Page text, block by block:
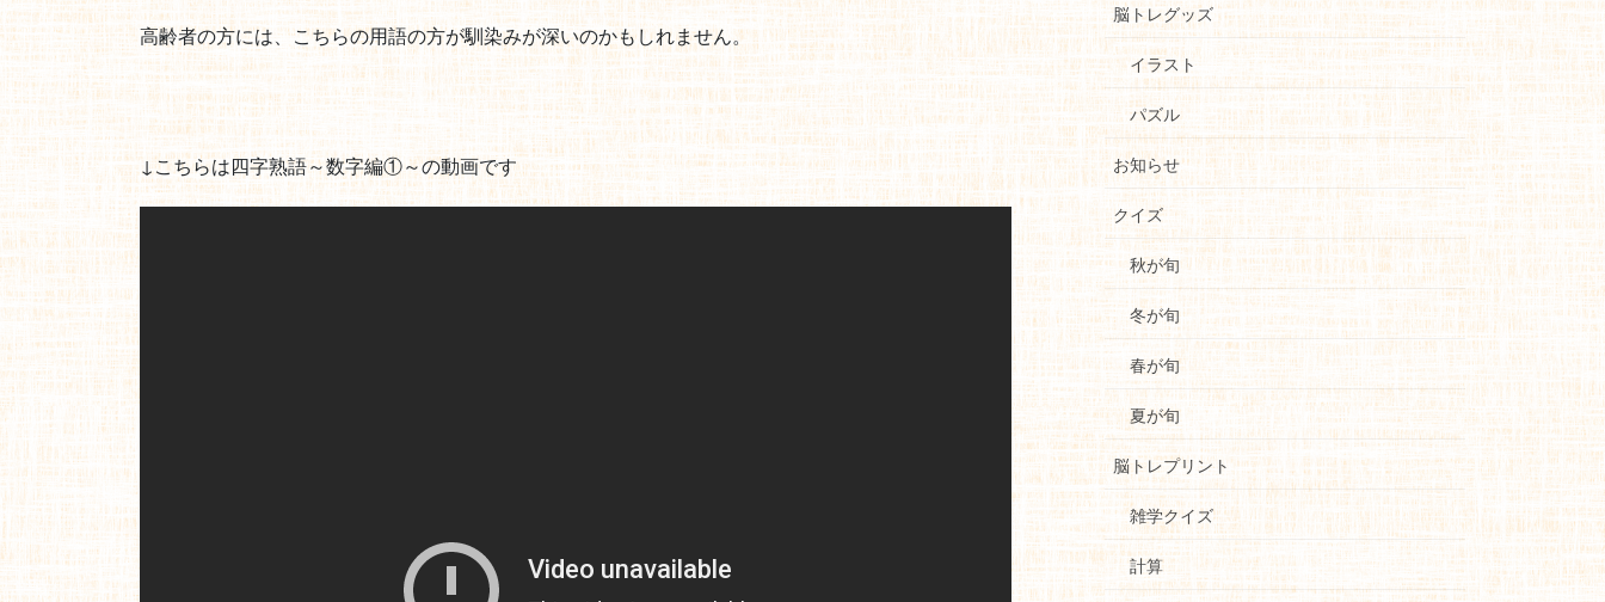
高齢者の方には、こちらの用語の方が馴染みが深いのかもしれません。
↓こちらは四字熟語～数字編①～の動画です
脳トレグッズ
イラスト
パズル
お知らせ
クイズ
秋が旬
冬が旬
春が旬
夏が旬
脳トレプリント
雑学クイズ
計算